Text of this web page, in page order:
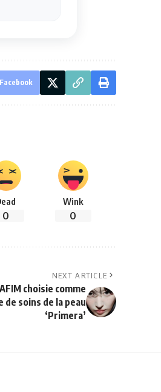
Facebook
0
Wink
0
NEXT ARTICLE
choisie comme
de soins de la peau
‘Primera’